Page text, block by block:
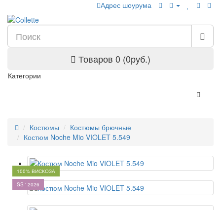
Адрес шоурума
Товаров 0 (0руб.)
Категории
Костюмы
Костюмы брючные
Костюм Noche Mio VIOLET 5.549
100% ВИСКОЗА
SS ' 2026